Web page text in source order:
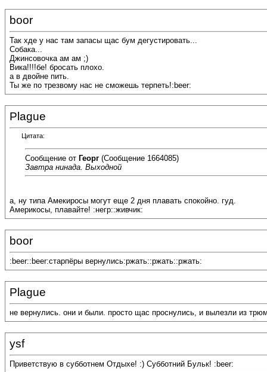
boor
Так хде у нас там запасы щас бум дегустировать...
Собака...
Джинсовочка ам ам ;)
Вика!!!!бе! бросать плохо.
а в двойне пить.
Ты же по трезвому нас не сможешь терпеть!:beer:
Plague
Цитата:
Сообщение от Георг (Сообщение 1664085)
Завтра нинада. Выходной
а, ну типа Амекиросы могут еще 2 дня плавать спокойно. гуд.
Америкосы, плавайте! :негр::живчик:
boor
:beer::beer:старпёры вернулись:ржать::ржать::ржать:
Plague
не вернулись. они и были. просто щас проснулись, и вылезли из
ysf
Приветствую в субботнем Отдыхе! :) Субботний Бульк! :beer: